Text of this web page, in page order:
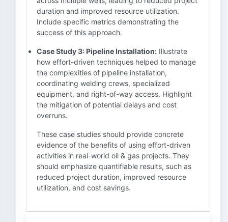
duration and improved resource utilization.
Include specific metrics demonstrating the
success of this approach.
Case Study 3: Pipeline Installation: Illustrate
how effort-driven techniques helped to manage
the complexities of pipeline installation,
coordinating welding crews, specialized
equipment, and right-of-way access. Highlight
the mitigation of potential delays and cost
overruns.
These case studies should provide concrete
evidence of the benefits of using effort-driven
activities in real-world oil & gas projects. They
should emphasize quantifiable results, such as
reduced project duration, improved resource
utilization, and cost savings.